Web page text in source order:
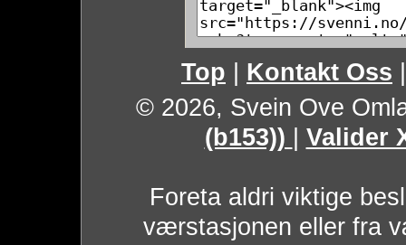
Top Kontakt Oss
© 2026, Svein Ove
(b153))
Valider
Foreta aldri viktige
værstasjonen eller fra